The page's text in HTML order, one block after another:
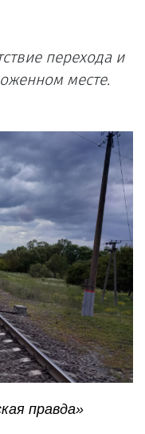
перехода и
месте.
правда»